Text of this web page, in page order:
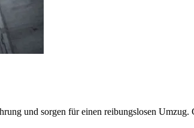
und sorgen für einen reibungslosen